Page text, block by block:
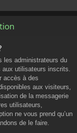
les administrateurs du
utilisateurs inscrits.
accès à des
aux visiteurs,
de la messagerie
utilisateurs,
ne vous prend qu’un
de le faire.